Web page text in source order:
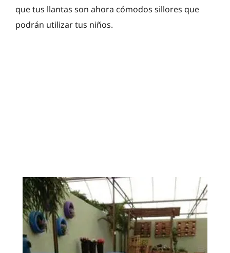
que tus llantas son ahora cómodos sillores que
podrán utilizar tus niños.